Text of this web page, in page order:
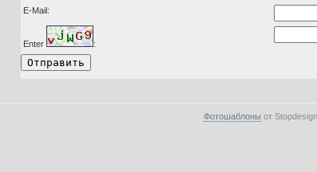
E-Mail:
Enter :
Фотошаблоны от